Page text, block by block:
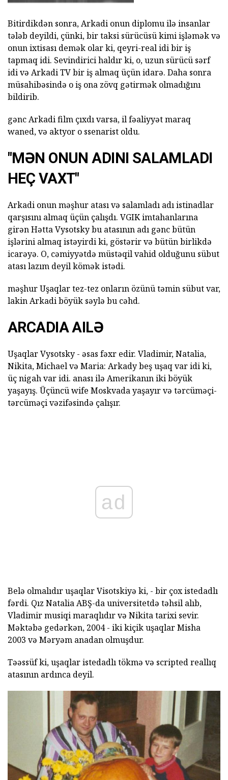
Bitirdikdən sonra, Arkadi onun diplomu ilə insanlar
tələb deyildi, çünki, bir taksi sürücüsü kimi işləmək və
onun ixtisası demək olar ki, qeyri-real idi bir iş
tapmaq idi. Sevindirici haldır ki, o, uzun sürücü sərf
idi və Arkadi TV bir iş almaq üçün idarə. Daha sonra
müsahibəsində o iş ona zövq gətirmək olmadığını
bildirib.
gənc Arkadi film çıxdı varsa, il fəaliyyət maraq
waned, və aktyor o ssenarist oldu.
"MƏN ONUN ADINI SALAMLADI
HEÇ VAXT"
Arkadi onun məşhur atası və salamladı adı istinadlar
qarşısını almaq üçün çalışdı. VGIK imtahanlarına
girən Hətta Vysotsky bu atasının adı gənc bütün
işlərini almaq istəyirdi ki, göstərir və bütün birlikdə
icarəyə. O, cəmiyyətdə müstəqil vahid olduğunu sübut
atası lazım deyil kömək istədi.
məşhur Uşaqlar tez-tez onların özünü təmin sübut var,
lakin Arkadi böyük səylə bu cəhd.
ARCADIA AILƏ
Uşaqlar Vysotsky - əsas fəxr edir. Vladimir, Natalia,
Nikita, Michael və Maria: Arkady beş uşaq var idi ki,
üç nigah var idi. anası ilə Amerikanın iki böyük
yaşayış. Üçüncü wife Moskvada yaşayır və tərcüməçi-
tərcüməçi vəzifəsində çalışır.
ad
Belə olmalıdır uşaqlar Visotskiyə ki, - bir çox istedadlı
fərdi. Qız Natalia ABŞ-da universitetdə təhsil alıb,
Vladimir musiqi maraqlıdır və Nikita tarixi sevir.
Məktəbə gedərkən, 2004 - iki kiçik uşaqlar Misha
2003 və Məryəm anadan olmuşdur.
Təəssüf ki, uşaqlar istedadlı tökmə və scripted reallıq
atasının ardınca deyil.